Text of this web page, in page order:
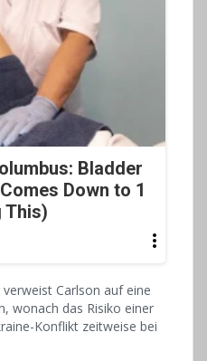
Bladder
Down to 1
This)
Carlson auf eine
wonach das Risiko einer
Konflikt zeitweise bei